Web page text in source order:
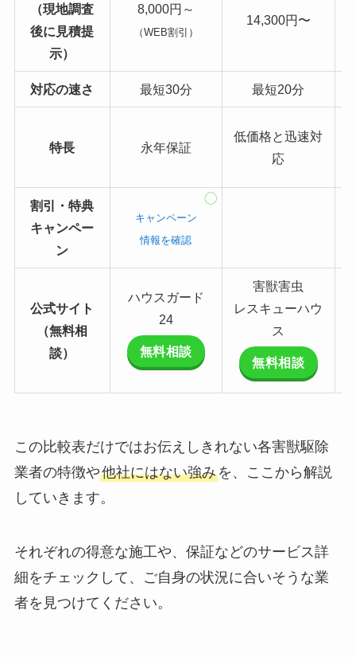
（現地調査
後に見積提
示）
8,000円～
（WEB割引）
14,300円〜
対応の速さ 最短30分 最短20分
特長 永年保証
低価格と迅速対
応
割引・特典
キャンペー
ン
キャンペーン
情報を確認
公式サイト
（無料相
談）
ハウスガード
24
無料相談
害獣害虫
レスキューハウ
ス
無料相談
この比較表だけではお伝えしきれない各害獣駆除
業者の特徴や他社にはない強みを、ここから解説
していきます。
それぞれの得意な施工や、保証などのサービス詳
細をチェックして、ご自身の状況に合いそうな業
者を見つけてください。